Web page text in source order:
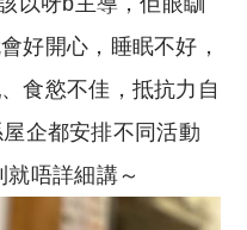
好開心，睡眠不好，
食慾不佳，抵抗力自
企都安排不同活動
就唔詳細講～